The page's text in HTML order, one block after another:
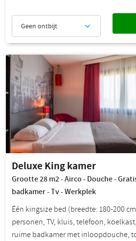
Geen ontbijt
Deluxe King kamer
Grootte 28 m2 - Airco - Douche -
badkamer - Tv - Werkplek
Één kingsize bed (breedte: 180-200
personen, TV, kluis, telefoon,
ruime badkamer met inloopdouche,